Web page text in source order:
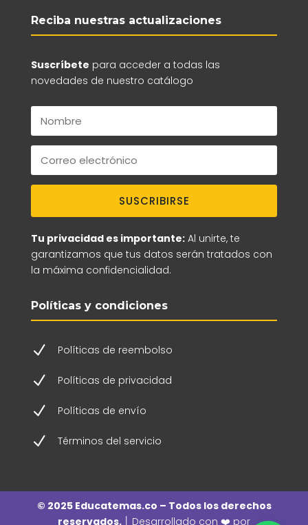
Reciba nuestras actualizaciones
Suscríbete para acceder a todas las
novedades de nuestro catálogo
SUSCRIBIRSE
Tu privacidad es importante:Al unirte, te
garantizamos que tus datos serán tratados con
la máxima confidencialidad.
Políticas y condiciones
N Políticas de reembolso
N Políticas de privacidad
N Políticas de envío
N Términos del servicio
© 2025 Educatemas.co – Todos los derechos
reservados. │ Desarrollado con ❤️ por